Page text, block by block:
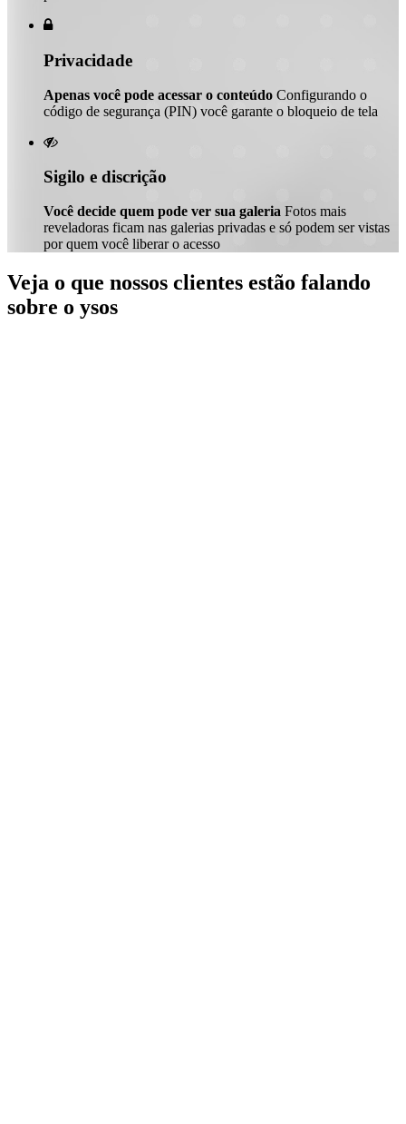

Privacidade
Apenas você pode acessar o conteúdo Configurando o
código de segurança (PIN) você garante o bloqueio de tela

Sigilo e discrição
Você decide quem pode ver sua galeria Fotos mais
reveladoras ficam nas galerias privadas e só podem ser vistas
por quem você liberar o acesso
Veja o que nossos clientes estão falando
sobre o ysos